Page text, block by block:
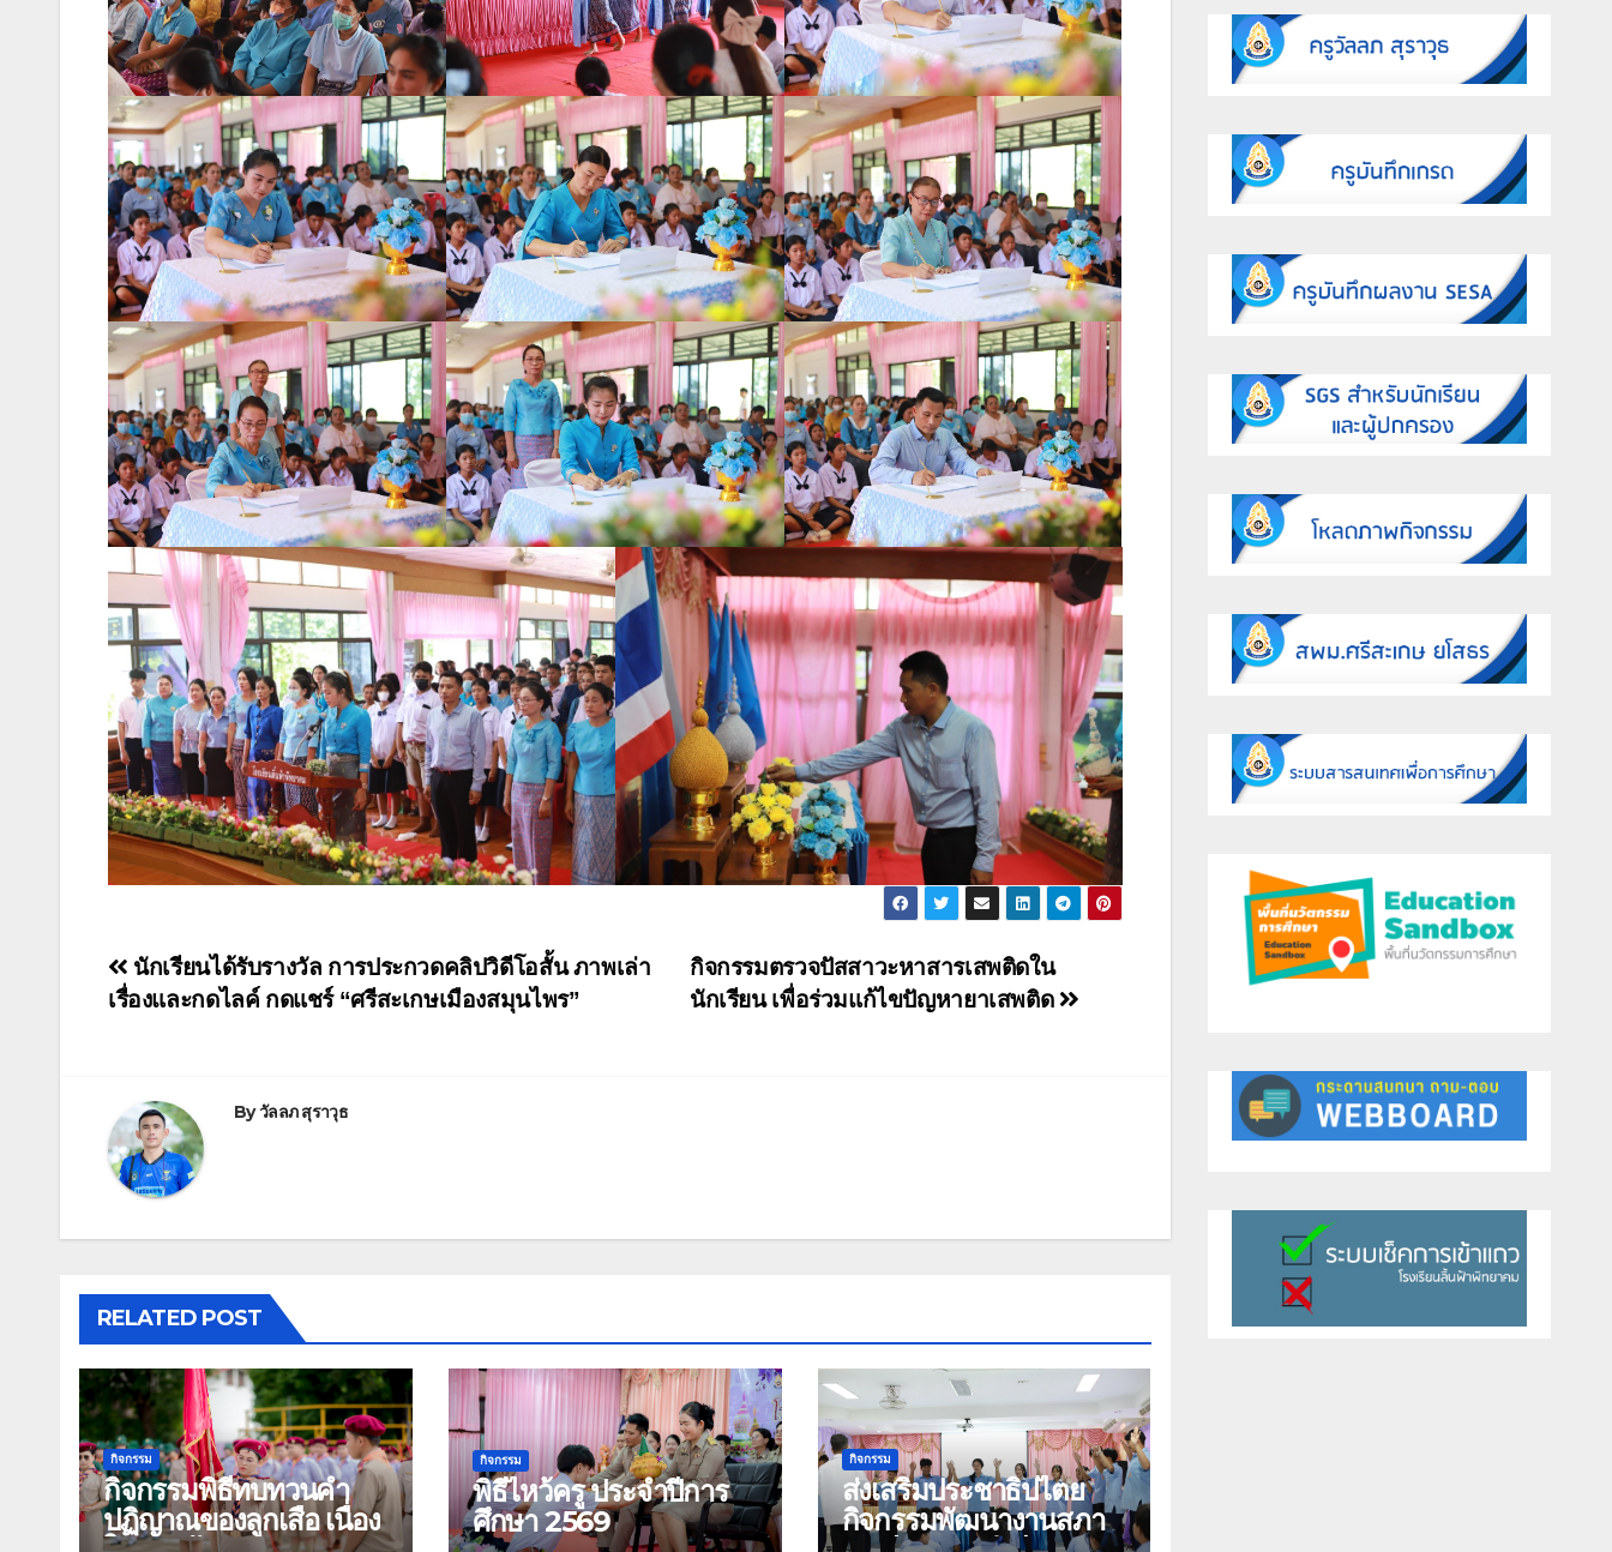
กิจกรรมตรวจปัสสาวะหาสารเสพติดใน
นักเรียน เพื่อร่วมแก้ไขปัญหายาเสพติด
นักเรียนได้รับรางวัล การประกวดคลิปวิดีโอสั้น ภาพเล่า
เรื่องและกดไลค์ กดแชร์ “ศรีสะเกษเมืองสมุนไพร”
Byวัลลภ สุราวุธ
RELATED POST
กิจกรรม
กิจกรรมพิธีทบทวนคำ
ปฏิญาณของลูกเสือ เนื่อง
กิจกรรม
พิธีไหว้ครู ประจำปีการ
ศึกษา 2569
กิจกรรม
ส่งเสริมประชาธิปไตย
กิจกรรมพัฒนางานสภา